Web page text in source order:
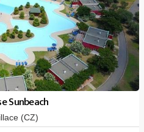
Sunbeach
(CZ)